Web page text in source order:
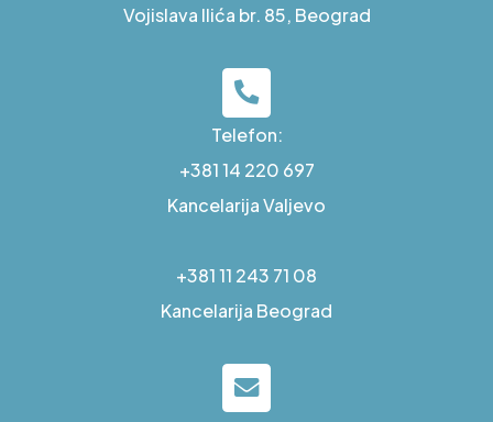
Vojislava Ilića br. 85, Beograd
Telefon:
+381 14 220 697
Kancelarija Valjevo
+381 11 243 71 08
Kancelarija Beograd